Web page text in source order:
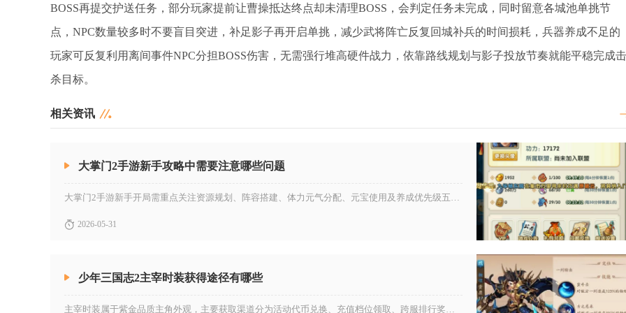
BOSS再提交护送任务，部分玩家提前让曹操抵达终点却未清理BOSS，会判定任务未完成，同时留意各城池单挑节
点，NPC数量较多时不要盲目突进，补足影子再开启单挑，减少武将阵亡反复回城补兵的时间损耗，兵器养成不足的
玩家可反复利用离间事件NPC分担BOSS伤害，无需强行堆高硬件战力，依靠路线规划与影子投放节奏就能平稳完成击
杀目标。
相关资讯
大掌门2手游新手攻略中需要注意哪些问题
大掌门2手游新手开局需重点关注资源规划、阵容搭建、体力元气分配、元宝使用及养成优先级五大核心问题，合理避坑才能平稳度过前...
2026-05-31
少年三国志2主宰时装获得途径有哪些
主宰时装属于紫金品质主角外观，主要获取渠道分为活动代币兑换、充值档位领取、跨服排行奖励以及碎片合成四种，其中主题集市兑换...